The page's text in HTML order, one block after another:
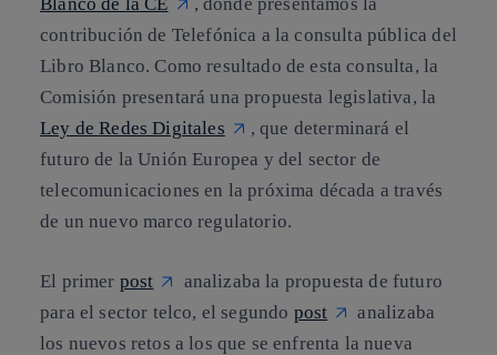
contribución de Telefónica a la consulta pública del
Libro Blanco. Como resultado de esta consulta, la
Comisión presentará una propuesta legislativa, la
Ley de Redes Digitales
, que determinará el
futuro de la Unión Europea y del sector de
telecomunicaciones en la próxima década a través
de un nuevo marco regulatorio.
El primer post
analizaba la propuesta de futuro
para el sector telco, el segundo post
analizaba
los nuevos retos a los que se enfrenta la nueva